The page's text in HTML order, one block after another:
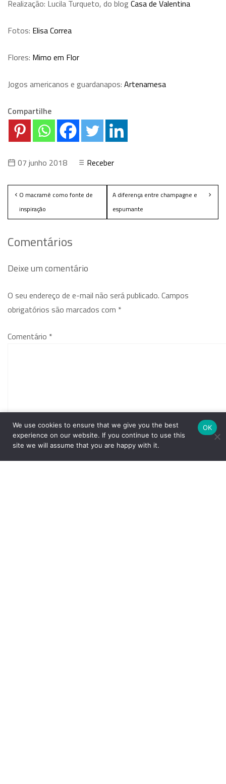
Realização: Lucila Turqueto, do blog Casa de Valentina
Fotos: Elisa Correa
Flores: Mimo em Flor
Jogos americanos e guardanapos: Artenamesa
Compartilhe
07 junho 2018 Receber
O macramê como fonte de
inspiração
A diferença entre champagne e
espumante
Comentários
Deixe um comentário
O seu endereço de e-mail não será publicado. Campos
obrigatórios são marcados com *
Comentário *
Nome*
We use cookies to ensure that we give you the best
experience on our website. If you continue to use this
site we will assume that you are happy with it.
OK